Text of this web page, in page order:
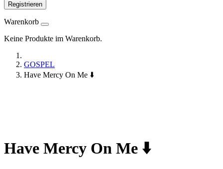
Registrieren
Warenkorb
Keine Produkte im Warenkorb.
GOSPEL
Have Mercy On Me ⬇️
Have Mercy On Me ⬇️